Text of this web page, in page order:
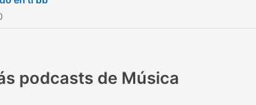
podcasts de Música